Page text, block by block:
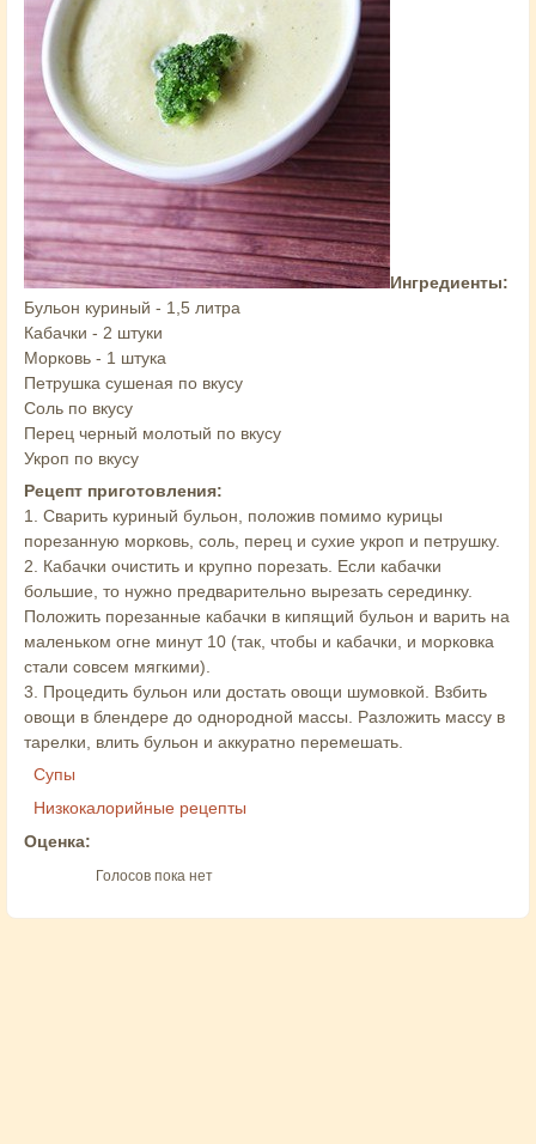
Ингредиенты:
Бульон куриный - 1,5 литра
Кабачки - 2 штуки
Морковь - 1 штука
Петрушка сушеная по вкусу
Соль по вкусу
Перец черный молотый по вкусу
Укроп по вкусу
Рецепт приготовления:
1. Сварить куриный бульон, положив помимо курицы
порезанную морковь, соль, перец и сухие укроп и петрушку.
2. Кабачки очистить и крупно порезать. Если кабачки
большие, то нужно предварительно вырезать серединку.
Положить порезанные кабачки в кипящий бульон и варить на
маленьком огне минут 10 (так, чтобы и кабачки, и морковка
стали совсем мягкими).
3. Процедить бульон или достать овощи шумовкой. Взбить
овощи в блендере до однородной массы. Разложить массу в
тарелки, влить бульон и аккуратно перемешать.
Супы
Низкокалорийные рецепты
Оценка:
Голосов пока нет